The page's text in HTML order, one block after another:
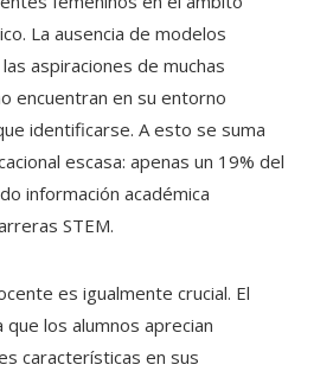
La ausencia de modelos
aspiraciones de muchas
encuentran en su entorno
identificarse. A esto se suma
escasa: apenas un 19% del
información académica
STEM.
es igualmente crucial. El
los alumnos aprecian
características en sus